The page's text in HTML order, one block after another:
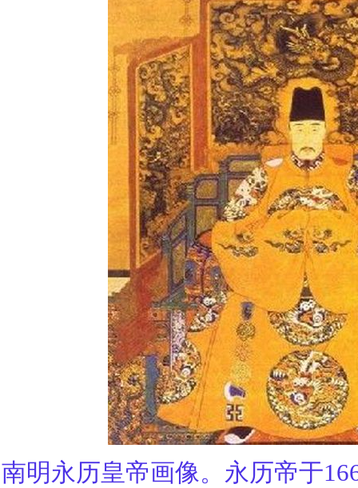
南明永历皇帝画像。永历帝于